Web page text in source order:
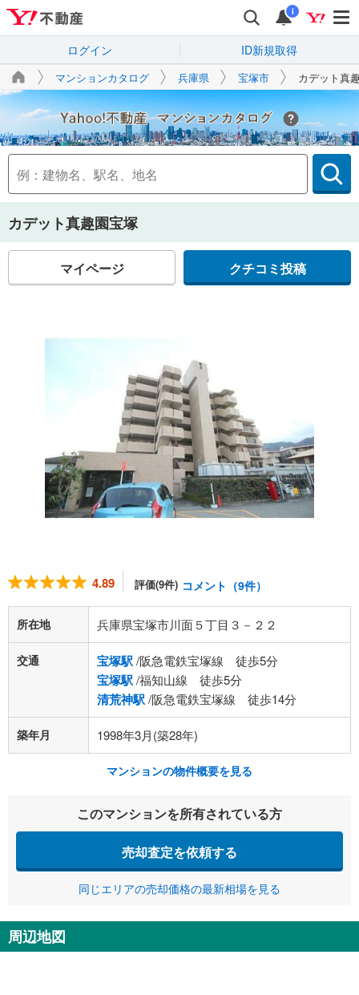
i
ログイン ID新規取得
マンションカタログ 兵庫県 宝塚市 カデット真
Yahoo!不動産
カデット真趣園宝塚
マイページ クチコミ投稿
4.89 評価(9件) コメント（9件）
所在地 兵庫県宝塚市川面５丁目３－２２
交通 宝塚駅/阪急電鉄宝塚線 徒歩5分
宝塚駅/福知山線 徒歩5分
清荒神駅/阪急電鉄宝塚線 徒歩14分
築年月 1998年3月(築28年)
マンションの物件概要を見る
このマンションを所有されている方
売却査定を依頼する
同じエリアの売却価格の最新相場を見る
周辺地図